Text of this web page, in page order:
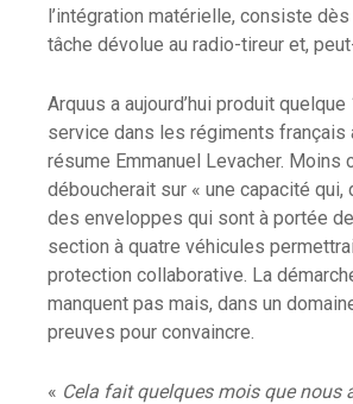
l’intégration matérielle, consiste
tâche dévolue au radio-tireur et,
Arquus a aujourd’hui produit
service dans les régiments français
résume Emmanuel Levacher. Moins
déboucherait sur « une capacité
des enveloppes qui sont à portée
section à quatre véhicules
protection collaborative. La
manquent pas mais, dans un
preuves pour convaincre.
« Cela fait quelques mois que nous